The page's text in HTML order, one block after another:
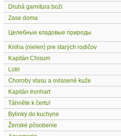
Druhá garnitura boží
Zase doma
Целебные кладовые природы
Kniha (nielen) pre starých rodičov
Kapitán Chisum
Lotri
Choroby vlasu a ovlasené kuže
Kapitán Ironhart
Táhněte k čertu!
Bylinky do kuchyne
Ženské pôsobenie